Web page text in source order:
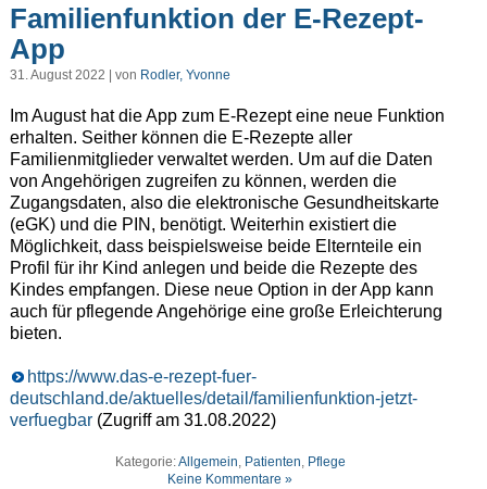
Familienfunktion der E-Rezept-
App
31. August 2022 | von Rodler, Yvonne
Im August hat die App zum E-Rezept eine neue Funktion
erhalten. Seither können die E-Rezepte aller
Familienmitglieder verwaltet werden. Um auf die Daten
von Angehörigen zugreifen zu können, werden die
Zugangsdaten, also die elektronische Gesundheitskarte
(eGK) und die PIN, benötigt. Weiterhin existiert die
Möglichkeit, dass beispielsweise beide Elternteile ein
Profil für ihr Kind anlegen und beide die Rezepte des
Kindes empfangen. Diese neue Option in der App kann
auch für pflegende Angehörige eine große Erleichterung
bieten.
https://www.das-e-rezept-fuer-
deutschland.de/aktuelles/detail/familienfunktion-jetzt-
verfuegbar(Zugriff am 31.08.2022)
Kategorie:Allgemein, Patienten, Pflege
Keine Kommentare »